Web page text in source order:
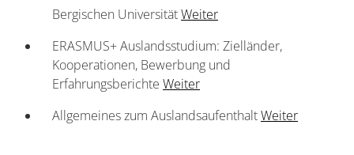
Bergischen UniversitätWeiter
ERASMUS+ Auslandsstudium: Zielländer,
Kooperationen, Bewerbung und
Erfahrungsberichte Weiter
Allgemeines zum AuslandsaufenthaltWeiter